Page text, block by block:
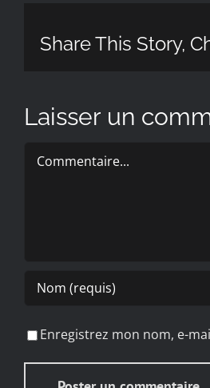
Share This Story,
Laisser un
Commentaire
Enregistrez mon nom, e-